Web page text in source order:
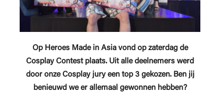
Op Heroes Made in Asia vond op zaterdag de
Cosplay Contest plaats. Uit alle deelnemers werd
door onze Cosplay jury een top 3 gekozen. Ben jij
benieuwd we er allemaal gewonnen hebben?